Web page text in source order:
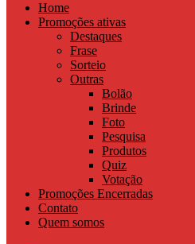
Home
Promoções ativas
Destaques
Frase
Sorteio
Outras
Bolão
Brinde
Foto
Pesquisa
Produtos
Quiz
Votação
Promoções Encerradas
Contato
Quem somos